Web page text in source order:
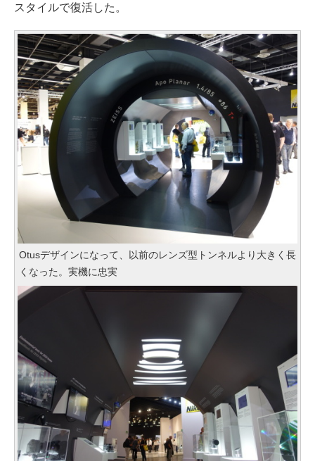
スタイルで復活した。
Otusデザインになって、以前のレンズ型トンネルより大きく長
くなった。実機に忠実